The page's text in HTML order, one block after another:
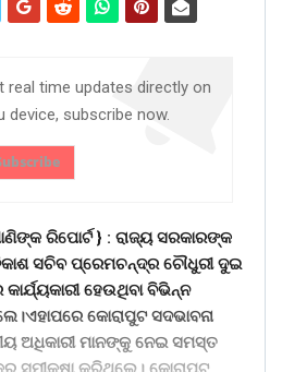
real time updates directly on
device, subscribe now.
ରିପୋର୍ଟ } : ରାଜ୍ୟ ସରକାରଙ୍କ
ସଚିବ ପ୍ରେମଚନ୍ଦ୍ର ଚୌଧୁରୀ ଦୁଇ
ହେଉଥିବା ବିଭିନ୍ନ
କୋରାପୁଟ ସଦଭାବନା
ଅଧିକାରୀ ମାନଙ୍କୁ ନେଇ ସମସ୍ତ